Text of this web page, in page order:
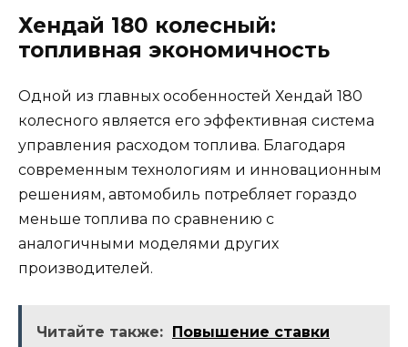
Хендай 180 колесный:
топливная экономичность
Одной из главных особенностей Хендай 180
колесного является его эффективная система
управления расходом топлива. Благодаря
современным технологиям и инновационным
решениям, автомобиль потребляет гораздо
меньше топлива по сравнению с
аналогичными моделями других
производителей.
Читайте также: Повышение ставки